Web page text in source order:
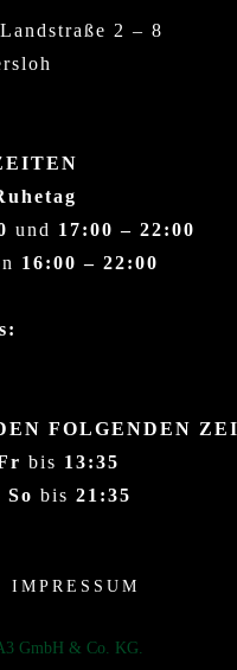
2 – 8
und 17:00 – 22:00
16:00 – 22:00
FOLGENDEN
bis 13:35
So bis 21:35
IMPRESSUM
GmbH & Co. KG.